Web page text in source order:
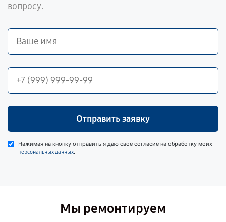
вопросу.
Отправить заявку
Нажимая на кнопку отправить я даю свое согласие на обработку моих
персональных данных.
Мы ремонтируем